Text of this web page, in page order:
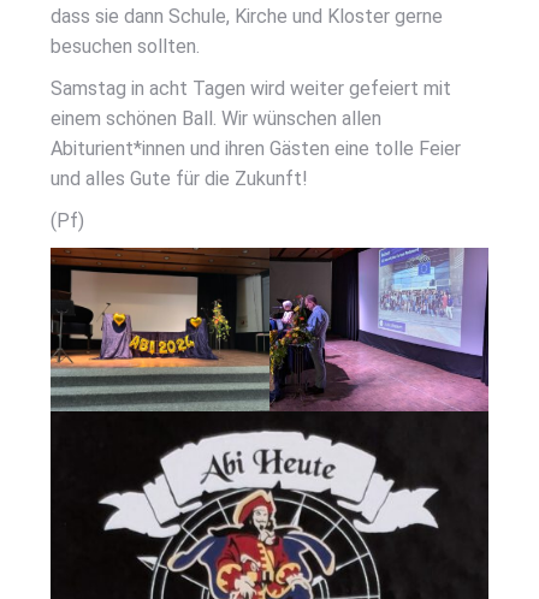
dass sie dann Schu­le, Kir­che und Klos­ter ger­ne
besu­chen soll­ten.
Sams­tag in acht Tagen wird wei­ter gefei­ert mit
einem schö­nen Ball. Wir wün­schen allen
Abiturient*innen und ihren Gäs­ten eine tol­le Fei­er
und alles Gute für die Zukunft!
(Pf)